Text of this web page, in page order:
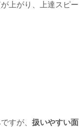
上がり、上達スピー
すが、 扱いやすい面